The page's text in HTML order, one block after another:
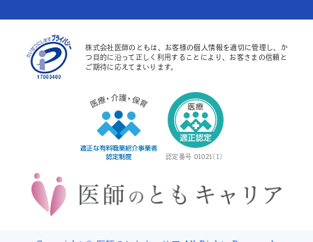
認定番号 01021(1)
株式会社医師のともは、お客様の個人情報を適切に管理し、か
つ目的に沿って正しく利用することにより、お客さまの信頼と
ご期待に応えてまいります。